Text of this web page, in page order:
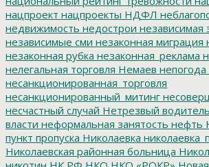
нацпроект нацпроекты НДФЛ
недвижимость недострои независимая
независимые сми незаконная миграция
незаконная рубка незаконная_реклама
нелегальная торговля Немаев непогода
несанкционированная_торговля
несанкционированный_митинг
несчастный случай Нетрезвый водитель
власти неформальная занятость нефть
пункт пропуска Николаевка
Николаевская районная больница